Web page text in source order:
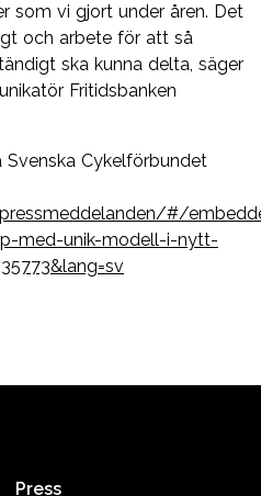
som vi gjort under åren. Det
och arbete för att så
ska kunna delta, säger
Fritidsbanken
Cykelförbundet
#/
med-unik-modell-i-nytt-
Press